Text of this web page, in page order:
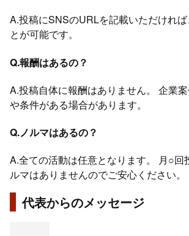
A.投稿にSNSのURLを記載いただけれ
とが可能です。
Q.報酬はあるの？
A.投稿自体に報酬はありません。 企業
や条件がある場合があります。
Q.ノルマはあるの？
A.全ての活動は任意となります。 月○回
ルマはありませんのでご安心ください。
代表からのメッセージ